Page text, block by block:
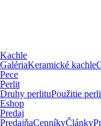
Kachle
GalériaKeramické kachle
Pece
Perlit
Druhy perlituPoužitie
Eshop
Predaj
PredajňaCenníkyČlánky